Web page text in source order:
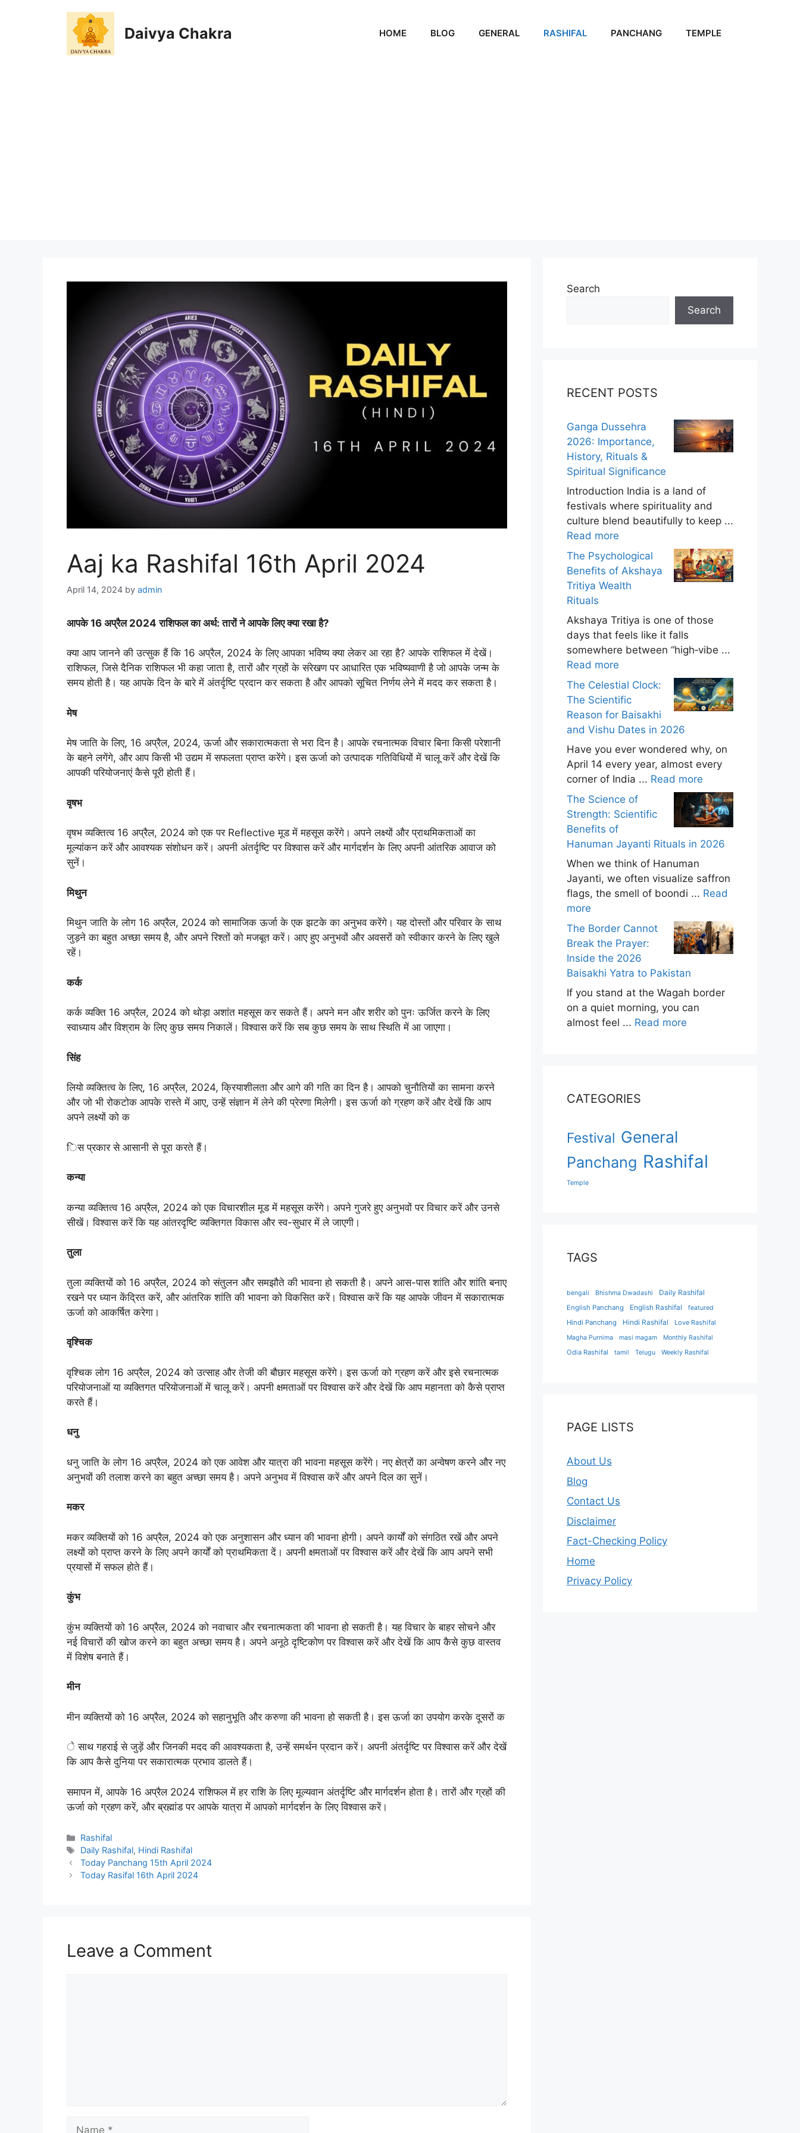
Daivya Chakra HOME BLOG GENERAL RASHIFAL PANCHANG TEMPLE
Aaj ka Rashifal 16th April 2024
April 14, 2024 by admin
आपके 16 अप्रैल 2024 राशिफल का अर्थ: तारों ने आपके लिए क्या रखा है?
क्या आप जानने की उत्सुक हैं कि 16 अप्रैल, 2024 के लिए आपका भविष्य क्या लेकर आ रहा है? आपके राशिफल में देखें।
राशिफल, जिसे दैनिक राशिफल भी कहा जाता है, तारों और ग्रहों के संरेखण पर आधारित एक भविष्यवाणी है जो आपके जन्म के
समय होती है। यह आपके दिन के बारे में अंतर्दृष्टि प्रदान कर सकता है और आपको सूचित निर्णय लेने में मदद कर सकता है।
मेष
मेष जाति के लिए, 16 अप्रैल, 2024, ऊर्जा और सकारात्मकता से भरा दिन है। आपके रचनात्मक विचार बिना किसी परेशानी
के बहने लगेंगे, और आप किसी भी उद्यम में सफलता प्राप्त करेंगे। इस ऊर्जा को उत्पादक गतिविधियों में चालू करें और देखें कि
आपकी परियोजनाएं कैसे पूरी होती हैं।
वृषभ
वृषभ व्यक्तित्व 16 अप्रैल, 2024 को एक पर Reflective मूड में महसूस करेंगे। अपने लक्ष्यों और प्राथमिकताओं का
मूल्यांकन करें और आवश्यक संशोधन करें। अपनी अंतर्दृष्टि पर विश्वास करें और मार्गदर्शन के लिए अपनी आंतरिक आवाज को
सुनें।
मिथुन
मिथुन जाति के लोग 16 अप्रैल, 2024 को सामाजिक ऊर्जा के एक झटके का अनुभव करेंगे। यह दोस्तों और परिवार के साथ
जुड़ने का बहुत अच्छा समय है, और अपने रिश्तों को मजबूत करें। आए हुए अनुभवों और अवसरों को स्वीकार करने के लिए खुले
रहें।
कर्क
कर्क व्यक्ति 16 अप्रैल, 2024 को थोड़ा अशांत महसूस कर सकते हैं। अपने मन और शरीर को पुनः ऊर्जित करने के लिए
स्वाध्याय और विश्राम के लिए कुछ समय निकालें। विश्वास करें कि सब कुछ समय के साथ स्थिति में आ जाएगा।
सिंह
लियो व्यक्तित्व के लिए, 16 अप्रैल, 2024, क्रियाशीलता और आगे की गति का दिन है। आपको चुनौतियों का सामना करने
और जो भी रोकटोक आपके रास्ते में आए, उन्हें संज्ञान में लेने की प्रेरणा मिलेगी। इस ऊर्जा को ग्रहण करें और देखें कि आप
अपने लक्ष्यों को क
िस प्रकार से आसानी से पूरा करते हैं।
कन्या
कन्या व्यक्तित्व 16 अप्रैल, 2024 को एक विचारशील मूड में महसूस करेंगे। अपने गुजरे हुए अनुभवों पर विचार करें और उनसे
सीखें। विश्वास करें कि यह आंतरदृष्टि व्यक्तिगत विकास और स्व-सुधार में ले जाएगी।
तुला
तुला व्यक्तियों को 16 अप्रैल, 2024 को संतुलन और समझौते की भावना हो सकती है। अपने आस-पास शांति और शांति बनाए
रखने पर ध्यान केंद्रित करें, और आंतरिक शांति की भावना को विकसित करें। विश्वास करें कि यह आपके जीवन में सकारात्मक
ऊर्जा को आकर्षित करेगा।
वृश्चिक
वृश्चिक लोग 16 अप्रैल, 2024 को उत्साह और तेजी की बौछार महसूस करेंगे। इस ऊर्जा को ग्रहण करें और इसे रचनात्मक
परियोजनाओं या व्यक्तिगत परियोजनाओं में चालू करें। अपनी क्षमताओं पर विश्वास करें और देखें कि आप महानता को कैसे प्राप्त
करते हैं।
धनु
धनु जाति के लोग 16 अप्रैल, 2024 को एक आवेश और यात्रा की भावना महसूस करेंगे। नए क्षेत्रों का अन्वेषण करने और नए
अनुभवों की तलाश करने का बहुत अच्छा समय है। अपने अनुभव में विश्वास करें और अपने दिल का सुनें।
मकर
मकर व्यक्तियों को 16 अप्रैल, 2024 को एक अनुशासन और ध्यान की भावना होगी। अपने कार्यों को संगठित रखें और अपने
लक्ष्यों को प्राप्त करने के लिए अपने कार्यों को प्राथमिकता दें। अपनी क्षमताओं पर विश्वास करें और देखें कि आप अपने सभी
प्रयासों में सफल होते हैं।
कुंभ
कुंभ व्यक्तियों को 16 अप्रैल, 2024 को नवाचार और रचनात्मकता की भावना हो सकती है। यह विचार के बाहर सोचने और
नई विचारों की खोज करने का बहुत अच्छा समय है। अपने अनूठे दृष्टिकोण पर विश्वास करें और देखें कि आप कैसे कुछ वास्तव
में विशेष बनाते हैं।
मीन
मीन व्यक्तियों को 16 अप्रैल, 2024 को सहानुभूति और करुणा की भावना हो सकती है। इस ऊर्जा का उपयोग करके दूसरों क
े साथ गहराई से जुड़ें और जिनकी मदद की आवश्यकता है, उन्हें समर्थन प्रदान करें। अपनी अंतर्दृष्टि पर विश्वास करें और देखें
कि आप कैसे दुनिया पर सकारात्मक प्रभाव डालते हैं।
समापन में, आपके 16 अप्रैल 2024 राशिफल में हर राशि के लिए मूल्यवान अंतर्दृष्टि और मार्गदर्शन होता है। तारों और ग्रहों की
ऊर्जा को ग्रहण करें, और ब्रह्मांड पर आपके यात्रा में आपको मार्गदर्शन के लिए विश्वास करें।
Categories
Rashifal
Tags
Daily Rashifal, Hindi Rashifal
Today Panchang 15th April 2024
Today Rasifal 16th April 2024
Leave a Comment
Name
Search
Search
RECENT POSTS
Ganga Dussehra
2026: Importance,
History, Rituals &
Spiritual Significance
Introduction India is a land of
festivals where spirituality and
culture blend beautifully to keep ...
Read more
The Psychological
Benefits of Akshaya
Tritiya Wealth
Rituals
Akshaya Tritiya is one of those
days that feels like it falls
somewhere between “high‑vibe ...
Read more
The Celestial Clock:
The Scientific
Reason for Baisakhi
and Vishu Dates in 2026
Have you ever wondered why, on
April 14 every year, almost every
corner of India ... Read more
The Science of
Strength: Scientific
Benefits of
Hanuman Jayanti Rituals in 2026
When we think of Hanuman
Jayanti, we often visualize saffron
flags, the smell of boondi ... Read
more
The Border Cannot
Break the Prayer:
Inside the 2026
Baisakhi Yatra to Pakistan
If you stand at the Wagah border
on a quiet morning, you can
almost feel ... Read more
CATEGORIES
Festival General
Panchang Rashifal
Temple
TAGS
bengali Bhishma Dwadashi Daily Rashifal
English Panchang English Rashifal featured
Hindi Panchang Hindi Rashifal Love Rashifal
Magha Purnima masi magam Monthly Rashifal
Odia Rashifal tamil Telugu Weekly Rashifal
PAGE LISTS
About Us
Blog
Contact Us
Disclaimer
Fact-Checking Policy
Home
Privacy Policy